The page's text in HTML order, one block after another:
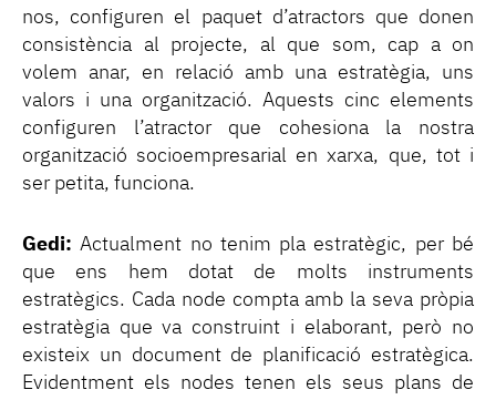
nos, configuren el paquet d’atractors que donen
consistència al projecte, al que som, cap a on
volem anar, en relació amb una estratègia, uns
valors i una organització. Aquests cinc elements
configuren l’atractor que cohesiona la nostra
organització socioempresarial en xarxa, que, tot i
ser petita, funciona.
Gedi: Actualment no tenim pla estratègic, per bé
que ens hem dotat de molts instruments
estratègics. Cada node compta amb la seva pròpia
estratègia que va construint i elaborant, però no
existeix un document de planificació estratègica.
Evidentment els nodes tenen els seus plans de